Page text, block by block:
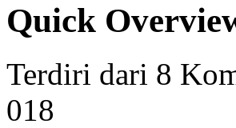
Quick
Terdiri dari 8
018